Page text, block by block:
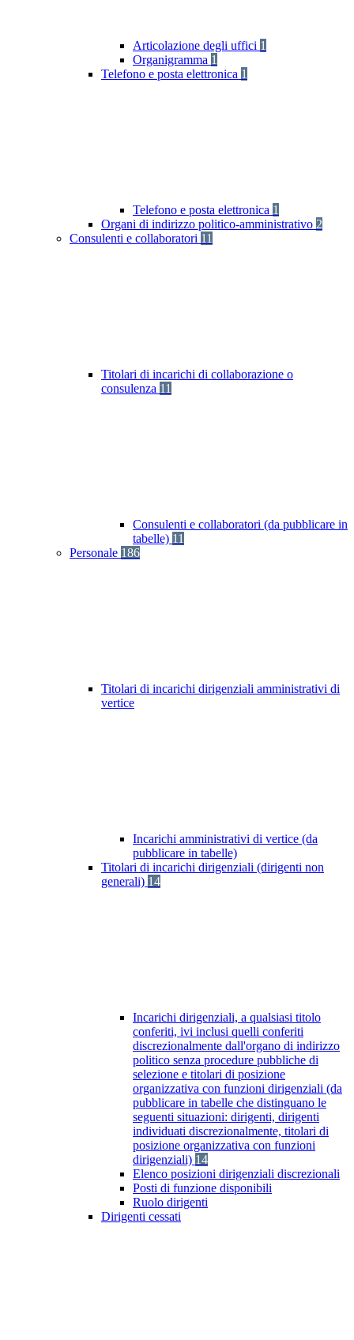
Articolazione degli uffici 1
Organigramma 1
Telefono e posta elettronica 1
Telefono e posta elettronica 1
Organi di indirizzo politico-amministrativo 2
Consulenti e collaboratori 11
Titolari di incarichi di collaborazione o
consulenza 11
Consulenti e collaboratori (da pubblicare in
tabelle) 11
Personale 186
Titolari di incarichi dirigenziali amministrativi di
vertice
Incarichi amministrativi di vertice (da
pubblicare in tabelle)
Titolari di incarichi dirigenziali (dirigenti non
generali) 14
Incarichi dirigenziali, a qualsiasi titolo
conferiti, ivi inclusi quelli conferiti
discrezionalmente dall'organo di indirizzo
politico senza procedure pubbliche di
selezione e titolari di posizione
organizzativa con funzioni dirigenziali (da
pubblicare in tabelle che distinguano le
seguenti situazioni: dirigenti, dirigenti
individuati discrezionalmente, titolari di
posizione organizzativa con funzioni
dirigenziali) 14
Elenco posizioni dirigenziali discrezionali
Posti di funzione disponibili
Ruolo dirigenti
Dirigenti cessati